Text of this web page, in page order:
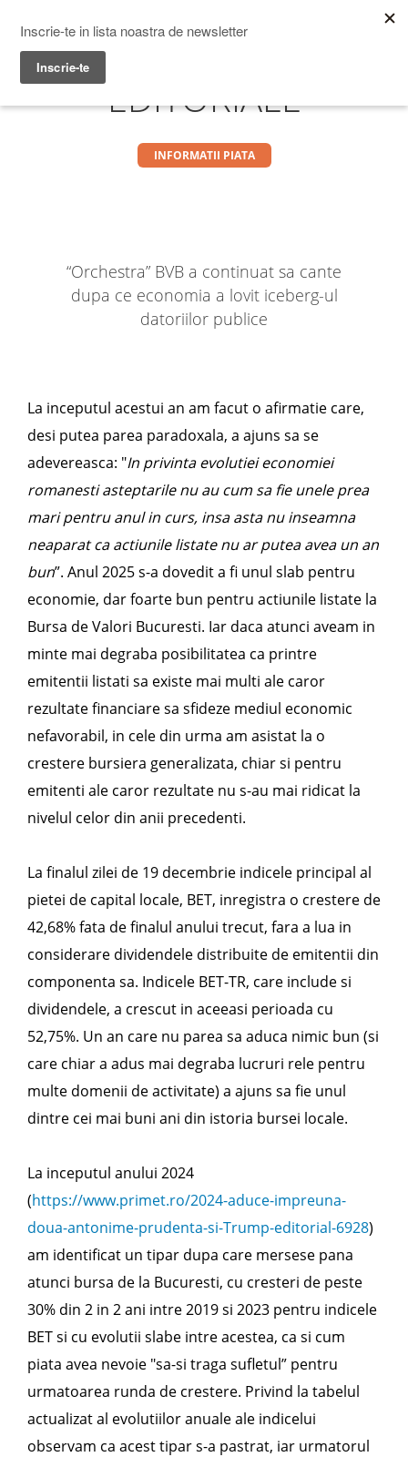
Menu
Prime Transaction
EDITORIALE
INFORMATII PIATA
“Orchestra” BVB a continuat sa cante
dupa ce economia a lovit iceberg-ul
datoriilor publice
La inceputul acestui an am facut o afirmatie care,
desi putea parea paradoxala, a ajuns sa se
adevereasca: "In privinta evolutiei economiei
romanesti asteptarile nu au cum sa fie unele prea
mari pentru anul in curs, insa asta nu inseamna
neaparat ca actiunile listate nu ar putea avea un an
bun”. Anul 2025 s-a dovedit a fi unul slab pentru
economie, dar foarte bun pentru actiunile listate la
Bursa de Valori Bucuresti. Iar daca atunci aveam in
minte mai degraba posibilitatea ca printre
emitentii listati sa existe mai multi ale caror
rezultate financiare sa sfideze mediul economic
nefavorabil, in cele din urma am asistat la o
crestere bursiera generalizata, chiar si pentru
emitenti ale caror rezultate nu s-au mai ridicat la
nivelul celor din anii precedenti.
La finalul zilei de 19 decembrie indicele principal al
pietei de capital locale, BET, inregistra o crestere de
42,68% fata de finalul anului trecut, fara a lua in
considerare dividendele distribuite de emitentii din
componenta sa. Indicele BET-TR, care include si
dividendele, a crescut in aceeasi perioada cu
52,75%. Un an care nu parea sa aduca nimic bun (si
care chiar a adus mai degraba lucruri rele pentru
multe domenii de activitate) a ajuns sa fie unul
dintre cei mai buni ani din istoria bursei locale.
La inceputul anului 2024
(https://www.primet.ro/2024-aduce-impreuna-
doua-antonime-prudenta-si-Trump-editorial-6928)
am identificat un tipar dupa care mersese pana
atunci bursa de la Bucuresti, cu cresteri de peste
30% din 2 in 2 ani intre 2019 si 2023 pentru indicele
BET si cu evolutii slabe intre acestea, ca si cum
piata avea nevoie "sa-si traga sufletul” pentru
urmatoarea runda de crestere. Privind la tabelul
actualizat al evolutiilor anuale ale indicelui
observam ca acest tipar s-a pastrat, iar urmatorul